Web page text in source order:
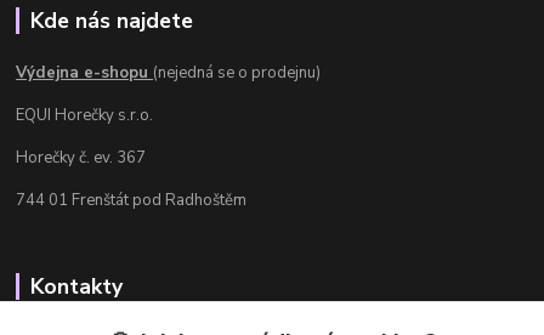
Kde nás najdete
Výdejna e-shopu (nejedná se o prodejnu)
EQUI Horečky s.r.o.
Horečky č. ev. 367
744 01 Frenštát pod Radhoštěm
Kontakty